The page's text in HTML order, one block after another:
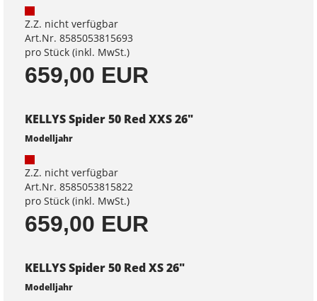
Z.Z. nicht verfügbar
Art.Nr. 8585053815693
pro Stück (inkl. MwSt.)
659,00 EUR
KELLYS Spider 50 Red XXS 26"
Modelljahr
Z.Z. nicht verfügbar
Art.Nr. 8585053815822
pro Stück (inkl. MwSt.)
659,00 EUR
KELLYS Spider 50 Red XS 26"
Modelljahr